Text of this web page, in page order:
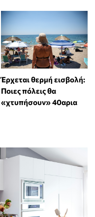
Έρχεται θερμή εισβολή:
Ποιες πόλεις θα
«χτυπήσουν» 40αρια